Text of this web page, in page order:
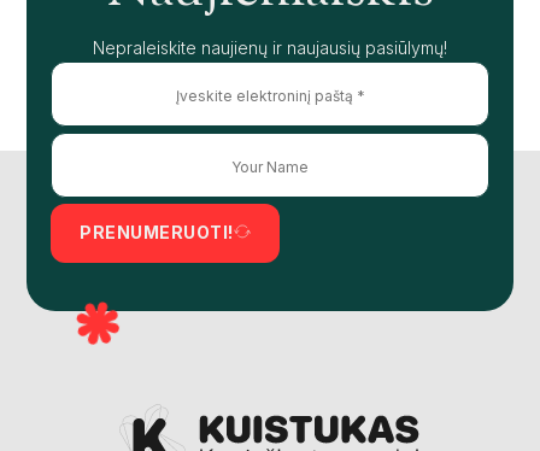
Nepraleiskite naujienų ir naujausių pasiūlymų!
PRENUMERUOTI!